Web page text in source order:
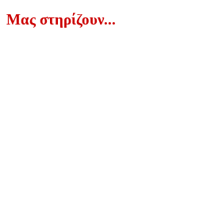
Μας στηρίζουν...